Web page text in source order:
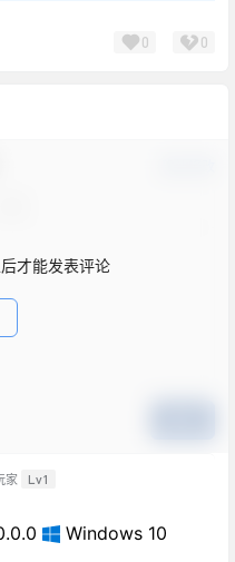
0 0
才能发表评论
家
Lv1
Windows 10